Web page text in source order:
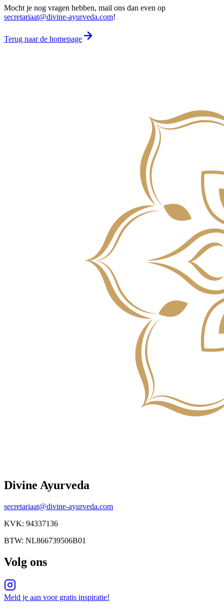
Mocht je nog vragen hebben, mail ons dan even op
secretariaat@divine-ayurveda.com!
Terug naar de homepage
Divine Ayurveda
secretariaat@divine-ayurveda.com
KVK: 94337136
BTW: NL866739506B01
Volg ons
Meld je aan voor gratis inspiratie!